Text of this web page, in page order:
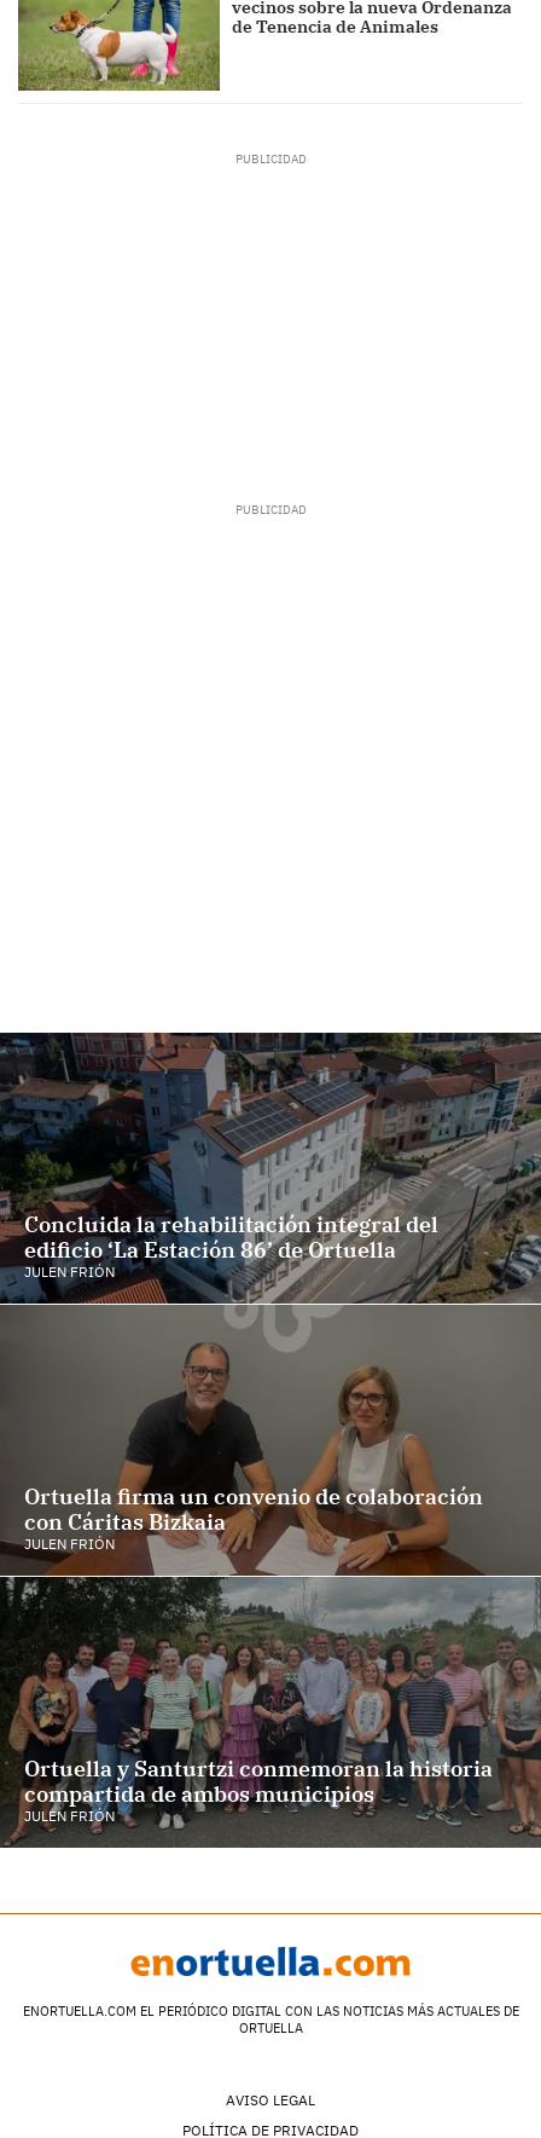
vecinos sobre la nueva Ordenanza
de Tenencia de Animales
Concluida la rehabilitación integral del
edificio ‘La Estación 86’ de Ortuella
JULEN FRIÓN
Ortuella firma un convenio de colaboración
con Cáritas Bizkaia
JULEN FRIÓN
Ortuella y Santurtzi conmemoran la historia
compartida de ambos municipios
JULEN FRIÓN
ENORTUELLA.COM EL PERIÓDICO DIGITAL CON LAS NOTICIAS MÁS ACTUALES DE
ORTUELLA
AVISO LEGAL
POLÍTICA DE PRIVACIDAD